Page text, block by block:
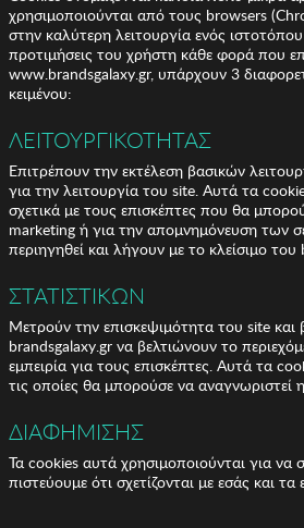
ανά παραγγελία
χρησιμοποιούνται από τους browsers
στην καλύτερη λειτουργία ενός
προτιμήσεις του χρήστη κάθε φορά που
www.brandsgalaxy.gr, υπάρχουν 3
κειμένου:
ΛΕΙΤΟΥΡΓΙΚΟΤΗΤΑΣ
Επιτρέπουν την εκτέλεση βασικών
για την λειτουργία του site. Αυτά τα
σχετικά με τους επισκέπτες που θα
marketing ή για την απομνημόνευση των
περιηγηθεί και λήγουν με το κλείσιμο του
ΣΤΑΤΙΣΤΙΚΩΝ
Μετρούν την επισκεψιμότητα του site και
brandsgalaxy.gr να βελτιώνουν το
εμπειρία για τους επισκέπτες. Αυτά τα
τις οποίες θα μπορούσε να αναγνωριστεί
ΔΙΑΦΗΜΙΣΗΣ
Τα cookies αυτά χρησιμοποιούνται για
πιστεύουμε ότι σχετίζονται με εσάς και